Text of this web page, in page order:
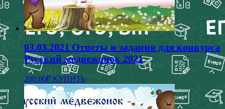
03.03.2021 Ответы и задания для конкурса
Русский медвежонок 2021
200.00₽ КУПИТЬ Этот
товар
имеет
несколько